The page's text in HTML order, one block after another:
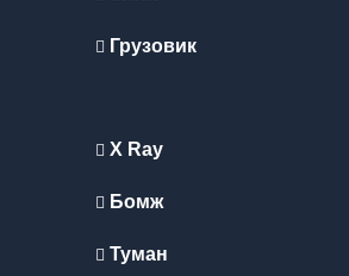
Грузовик
X Ray
Бомж
Туман